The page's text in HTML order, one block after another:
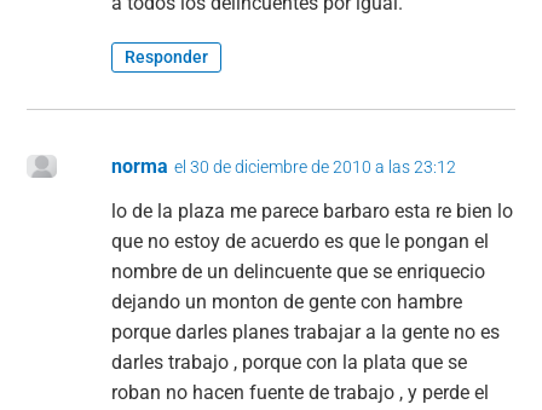
Responder
norma el 30 de diciembre de 2010 a las 23:12
lo de la plaza me parece barbaro esta re bien lo
que no estoy de acuerdo es que le pongan el
nombre de un delincuente que se enriquecio
dejando un monton de gente con hambre
porque darles planes trabajar a la gente no es
darles trabajo , porque con la plata que se
roban no hacen fuente de trabajo , y perde el